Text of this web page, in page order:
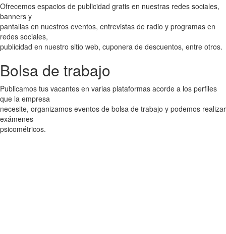
Ofrecemos espacios de publicidad gratis en nuestras redes sociales,
banners y
pantallas en nuestros eventos, entrevistas de radio y programas en
redes sociales,
publicidad en nuestro sitio web, cuponera de descuentos, entre otros.
Bolsa de trabajo
Publicamos tus vacantes en varias plataformas acorde a los perfiles
que la empresa
necesite, organizamos eventos de bolsa de trabajo y podemos realizar
exámenes
psicométricos.